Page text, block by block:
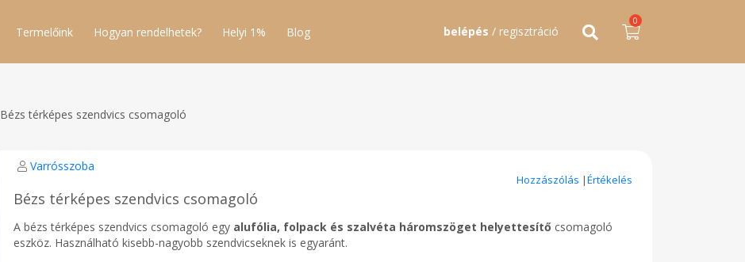
Termelőink Hogyan rendelhetek? Helyi 1% Blog belépés / regisztráció
0
Bézs térképes szendvics csomagoló
Varrósszoba
Hozzászólás |Értékelés
Bézs térképes szendvics csomagoló
A bézs térképes szendvics csomagoló egy alufólia, folpack és szalvéta háromszöget helyettesítő csomagoló
eszköz. Használható kisebb-nagyobb szendvicseknek is egyaránt.